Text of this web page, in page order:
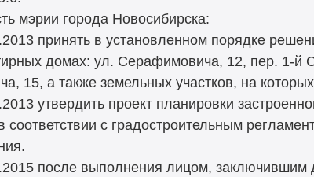
мэрии города Новосибирска:
принять в установленном порядке
домах: ул. Серафимовича, 12, пер. 1-
15, а также земельных участков, на
утвердить проект планировки
соответствии с градостроительным
после выполнения лицом, заключившим